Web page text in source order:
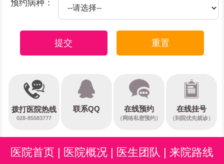
预约病种：
提交 重置
拨打医院热线
028-85583777
联系QQ 在线预约
（网络私密预约）
在线挂号
（到院优先就诊）
医院首页 | 医院概况 | 医生团队 | 来院路线